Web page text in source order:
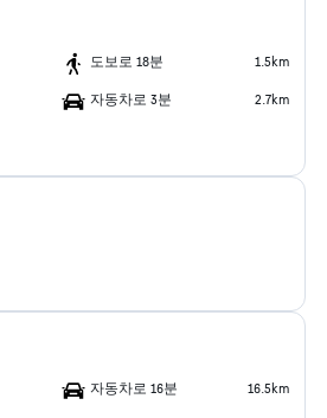
도보로 18분 1.5km
자동차로 3분 2.7km
자동차로 16분 16.5km